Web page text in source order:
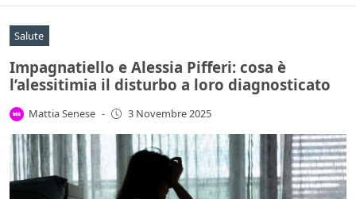
Salute
Impagnatiello e Alessia Pifferi: cosa è
l’alessitimia il disturbo a loro diagnosticato
Mattia Senese - 3 Novembre 2025